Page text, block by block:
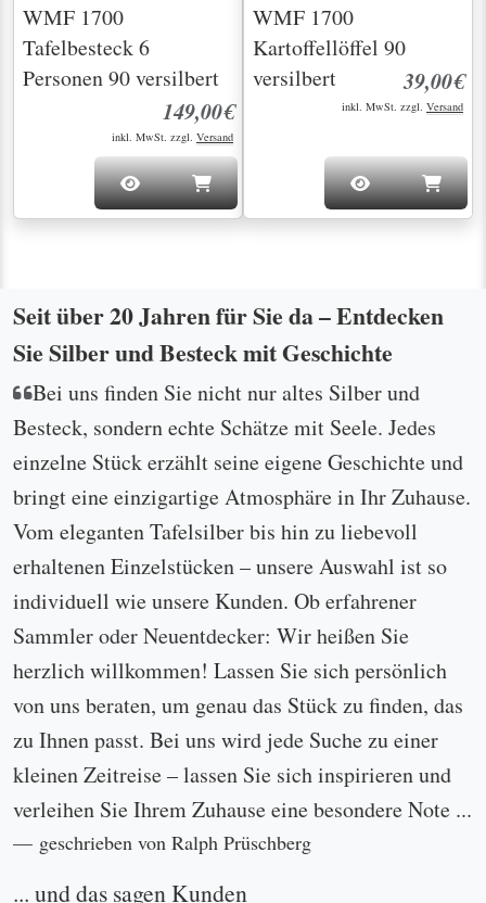
WMF 1700
Tafelbesteck 6
Personen 90 versilbert
149,00€
inkl. MwSt. zzgl. Versand
WMF 1700
Kartoffellöffel 90
versilbert
39,00€
inkl. MwSt. zzgl. Versand
Seit über 20 Jahren für Sie da – Entdecken
Sie Silber und Besteck mit Geschichte
Bei uns finden Sie nicht nur altes Silber und
Besteck, sondern echte Schätze mit Seele. Jedes
einzelne Stück erzählt seine eigene Geschichte und
bringt eine einzigartige Atmosphäre in Ihr Zuhause.
Vom eleganten Tafelsilber bis hin zu liebevoll
erhaltenen Einzelstücken – unsere Auswahl ist so
individuell wie unsere Kunden. Ob erfahrener
Sammler oder Neuentdecker: Wir heißen Sie
herzlich willkommen! Lassen Sie sich persönlich
von uns beraten, um genau das Stück zu finden, das
zu Ihnen passt. Bei uns wird jede Suche zu einer
kleinen Zeitreise – lassen Sie sich inspirieren und
verleihen Sie Ihrem Zuhause eine besondere Note ...
geschrieben von Ralph Prüschberg
... und das sagen Kunden